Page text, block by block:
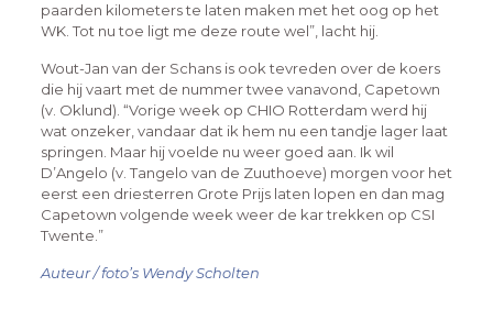
paarden kilometers te laten maken met het oog op het
WK. Tot nu toe ligt me deze route wel”, lacht hij.
Wout-Jan van der Schans is ook tevreden over de koers
die hij vaart met de nummer twee vanavond, Capetown
(v. Oklund). “Vorige week op CHIO Rotterdam werd hij
wat onzeker, vandaar dat ik hem nu een tandje lager laat
springen. Maar hij voelde nu weer goed aan. Ik wil
D’Angelo (v. Tangelo van de Zuuthoeve) morgen voor het
eerst een driesterren Grote Prijs laten lopen en dan mag
Capetown volgende week weer de kar trekken op CSI
Twente.”
Auteur / foto’s Wendy Scholten